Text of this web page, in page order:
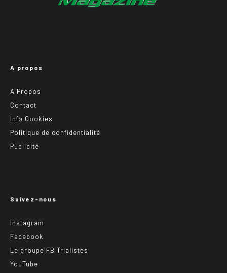
A propos
A Propos
Contact
Info Cookies
Politique de confidentialité
Publicité
Suivez-nous
Instagram
Facebook
Le groupe FB Trialistes
YouTube